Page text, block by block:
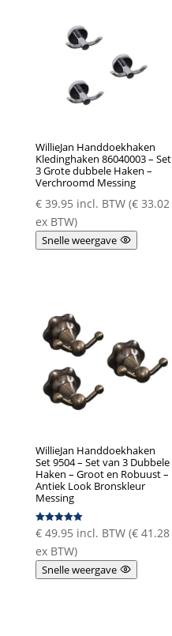
WillieJan Handdoekhaken
Kledinghaken 86040003 – Set
3 Grote dubbele Haken –
Verchroomd Messing
€39.95 incl. BTW (€33.02
ex BTW)
Snelle weergave
WillieJan Handdoekhaken
Set 9504 – Set van 3 Dubbele
Haken – Groot en Robuust –
Antiek Look Bronskleur
Messing
Gewaardeer
d
5.00
uit 5
€49.95 incl. BTW (€41.28
ex BTW)
Snelle weergave